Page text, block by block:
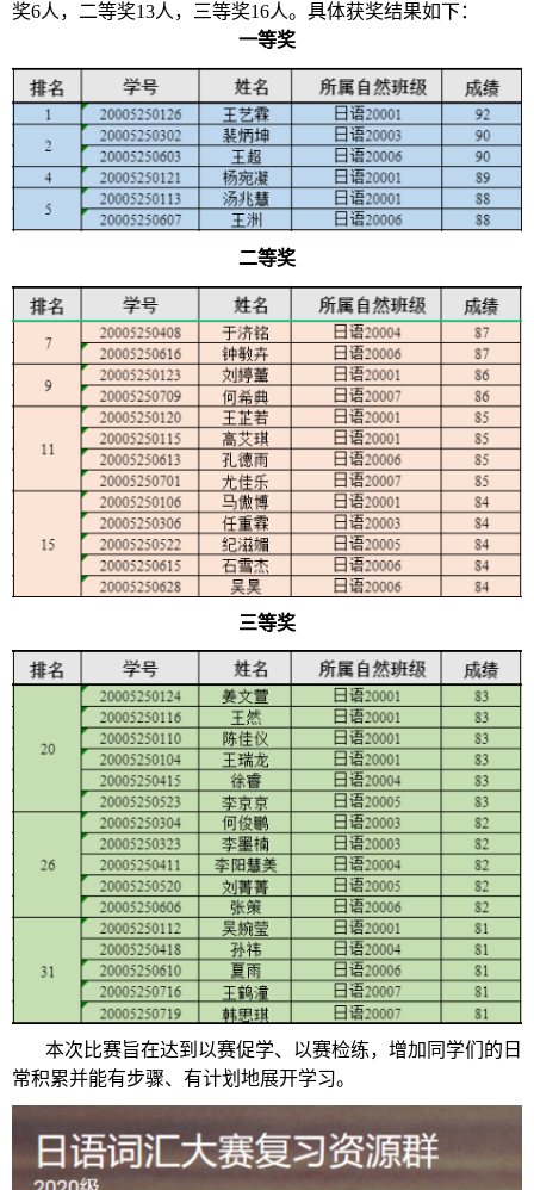
奖6人，二等奖13人，三等奖16人。具体获奖结果如下：
一等奖
二等奖
三等奖
本次比赛旨在达到以赛促学、以赛检练，增加同学们的日
常积累并能有步骤、有计划地展开学习。